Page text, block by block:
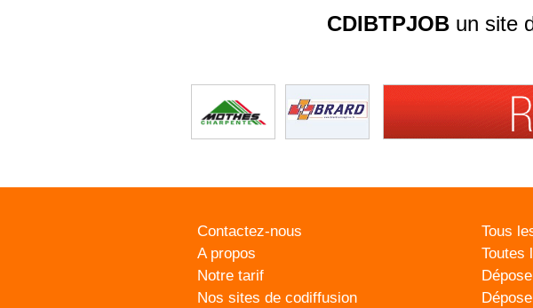
CDIBTPJOBun site
Contactez-nous
A propos
Notre tarif
Nos sites de codiffusion
Tous
Toutes